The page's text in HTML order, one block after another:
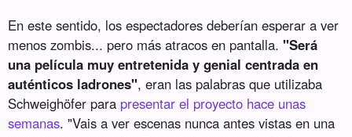
En este sentido, los espectadores deberían esperar a ver
menos zombis... pero más atracos en pantalla."Será
una película muy entretenida y genial centrada en
auténticos ladrones", eran las palabras que utilizaba
Schweighöfer para presentar el proyecto hace unas
semanas. "Vais a ver escenas nunca antes vistas en una